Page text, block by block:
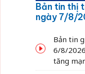
Bản tin thị
ngày 7/8/
dầu thế
Bản tin
6/8/
tăng